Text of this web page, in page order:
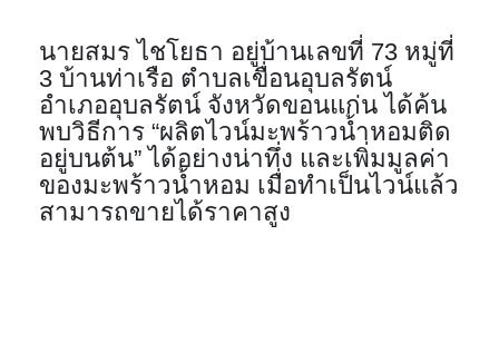
นายสมร ไชโยธา อยู่บ้านเลขที่ 73 หมู่ที่
3 บ้านท่าเรือ ตำบลเขื่อนอุบลรัตน์
อำเภออุบลรัตน์ จังหวัดขอนแก่น ได้ค้น
พบวิธีการ “ผลิตไวน์มะพร้าวน้ำหอมติด
อยู่บนต้น” ได้อย่างน่าทึ่ง และเพิ่มมูลค่า
ของมะพร้าวน้ำหอม เมื่อทำเป็นไวน์แล้ว
สามารถขายได้ราคาสูง